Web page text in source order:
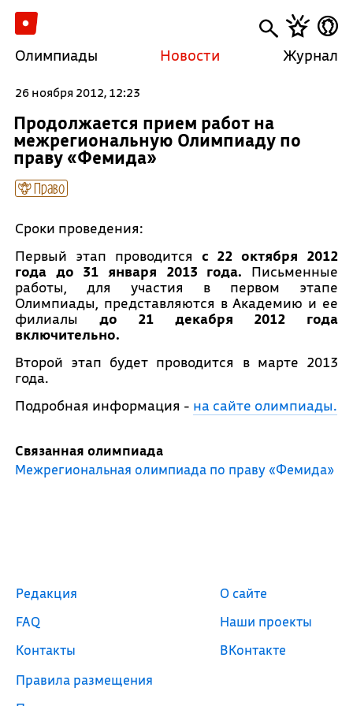
Олимпиады Новости Журнал
26 ноября 2012, 12:23
Продолжается прием работ на
межрегиональную Олимпиаду по
праву «Фемида»
Право
Сроки проведения:
Первый этап проводится с 22 октября 2012
года до 31 января 2013 года. Письменные
работы, для участия в первом этапе
Олимпиады, представляются в Академию и ее
филиалы до 21 декабря 2012 года
включительно.
Второй этап будет проводится в марте 2013
года.
Подробная информация - на сайте олимпиады.
Связанная олимпиада
Межрегиональная олимпиада по праву «Фемида»
Редакция
FAQ
Контакты
Правила размещения
О сайте
Наши проекты
ВКонтакте